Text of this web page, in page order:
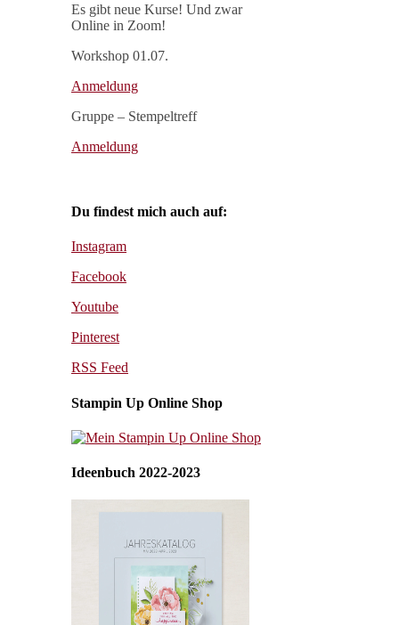
Es gibt neue Kurse! Und zwar
Online in Zoom!
Workshop 01.07.
Anmeldung
Gruppe – Stempeltreff
Anmeldung
Du findest mich auch auf:
Instagram
Facebook
Youtube
Pinterest
RSS Feed
Stampin Up Online Shop
Ideenbuch 2022-2023